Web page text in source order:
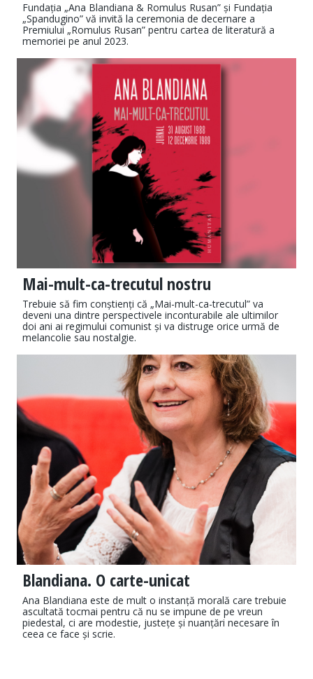
Fundația „Ana Blandiana & Romulus Rusan” și Fundația
„Spandugino” vă invită la ceremonia de decernare a
Premiului „Romulus Rusan” pentru cartea de literatură a
memoriei pe anul 2023.
Mai-mult-ca-trecutul nostru
Trebuie să fim conștienți că „Mai-mult-ca-trecutul” va
deveni una dintre perspectivele inconturabile ale ultimilor
doi ani ai regimului comunist și va distruge orice urmă de
melancolie sau nostalgie.
Blandiana. O carte-unicat
Ana Blandiana este de mult o instanță morală care trebuie
ascultată tocmai pentru că nu se impune de pe vreun
piedestal, ci are modestie, justețe și nuanțări necesare în
ceea ce face și scrie.